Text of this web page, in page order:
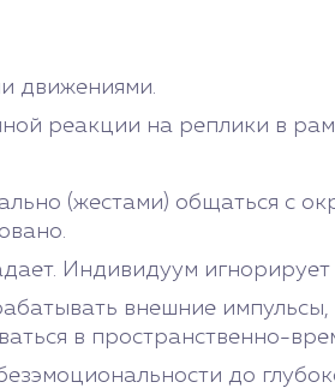
движениями.
реакции на реплики в
(жестами) общаться с
Индивидуум игнорирует
внешние
в пространственно-
до